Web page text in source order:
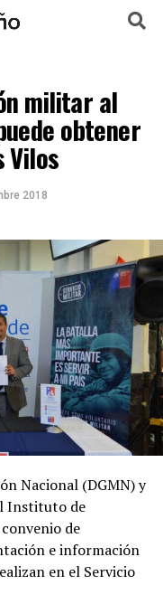
militar al
obtener
Vilos
2018
Nacional (DGMN) y
Instituto de
de
e información
en el Servicio